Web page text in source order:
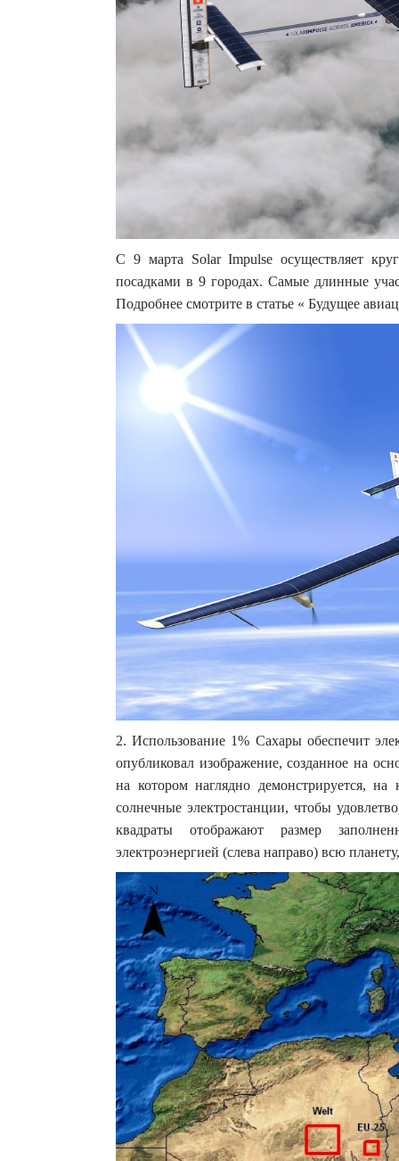
С 9 марта Solar Impulse осуществляет
посадками в 9 городах. Самые длинные
Подробнее смотрите в статье « Будущее
2. Использование 1% Сахары обеспечит
опубликовал изображение, созданное на
на котором наглядно демонстрируется,
солнечные электростанции, чтобы
квадраты отображают размер
электроэнергией (слева направо) всю